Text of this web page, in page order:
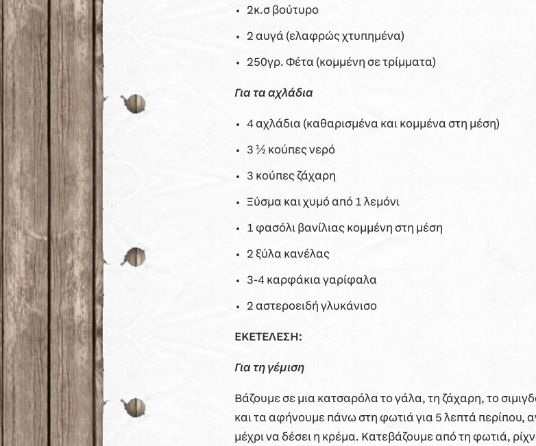
2κ.σ βούτυρο
2 αυγά (ελαφρώς χτυπημένα)
250γρ. Φέτα (κομμένη σε τρίμματα)
Για τα αχλάδια
4 αχλάδια (καθαρισμένα και κομμένα στη μέση)
3 ½ κούπες νερό
3 κούπες ζάχαρη
Ξύσμα και χυμό από 1 λεμόνι
1 φασόλι βανίλιας κομμένη στη μέση
2 ξύλα κανέλας
3-4 καρφάκια γαρίφαλα
2 αστεροειδή γλυκάνισο
ΕΚΕΤΕΛΕΣΗ:
Για τη γέμιση
Βάζουμε σε μια κατσαρόλα το γάλα, τη ζάχαρη, το
και τα αφήνουμε πάνω στη φωτιά για 5 λεπτά περίπου,
μέχρι να δέσει η κρέμα. Κατεβάζουμε από τη φωτιά,